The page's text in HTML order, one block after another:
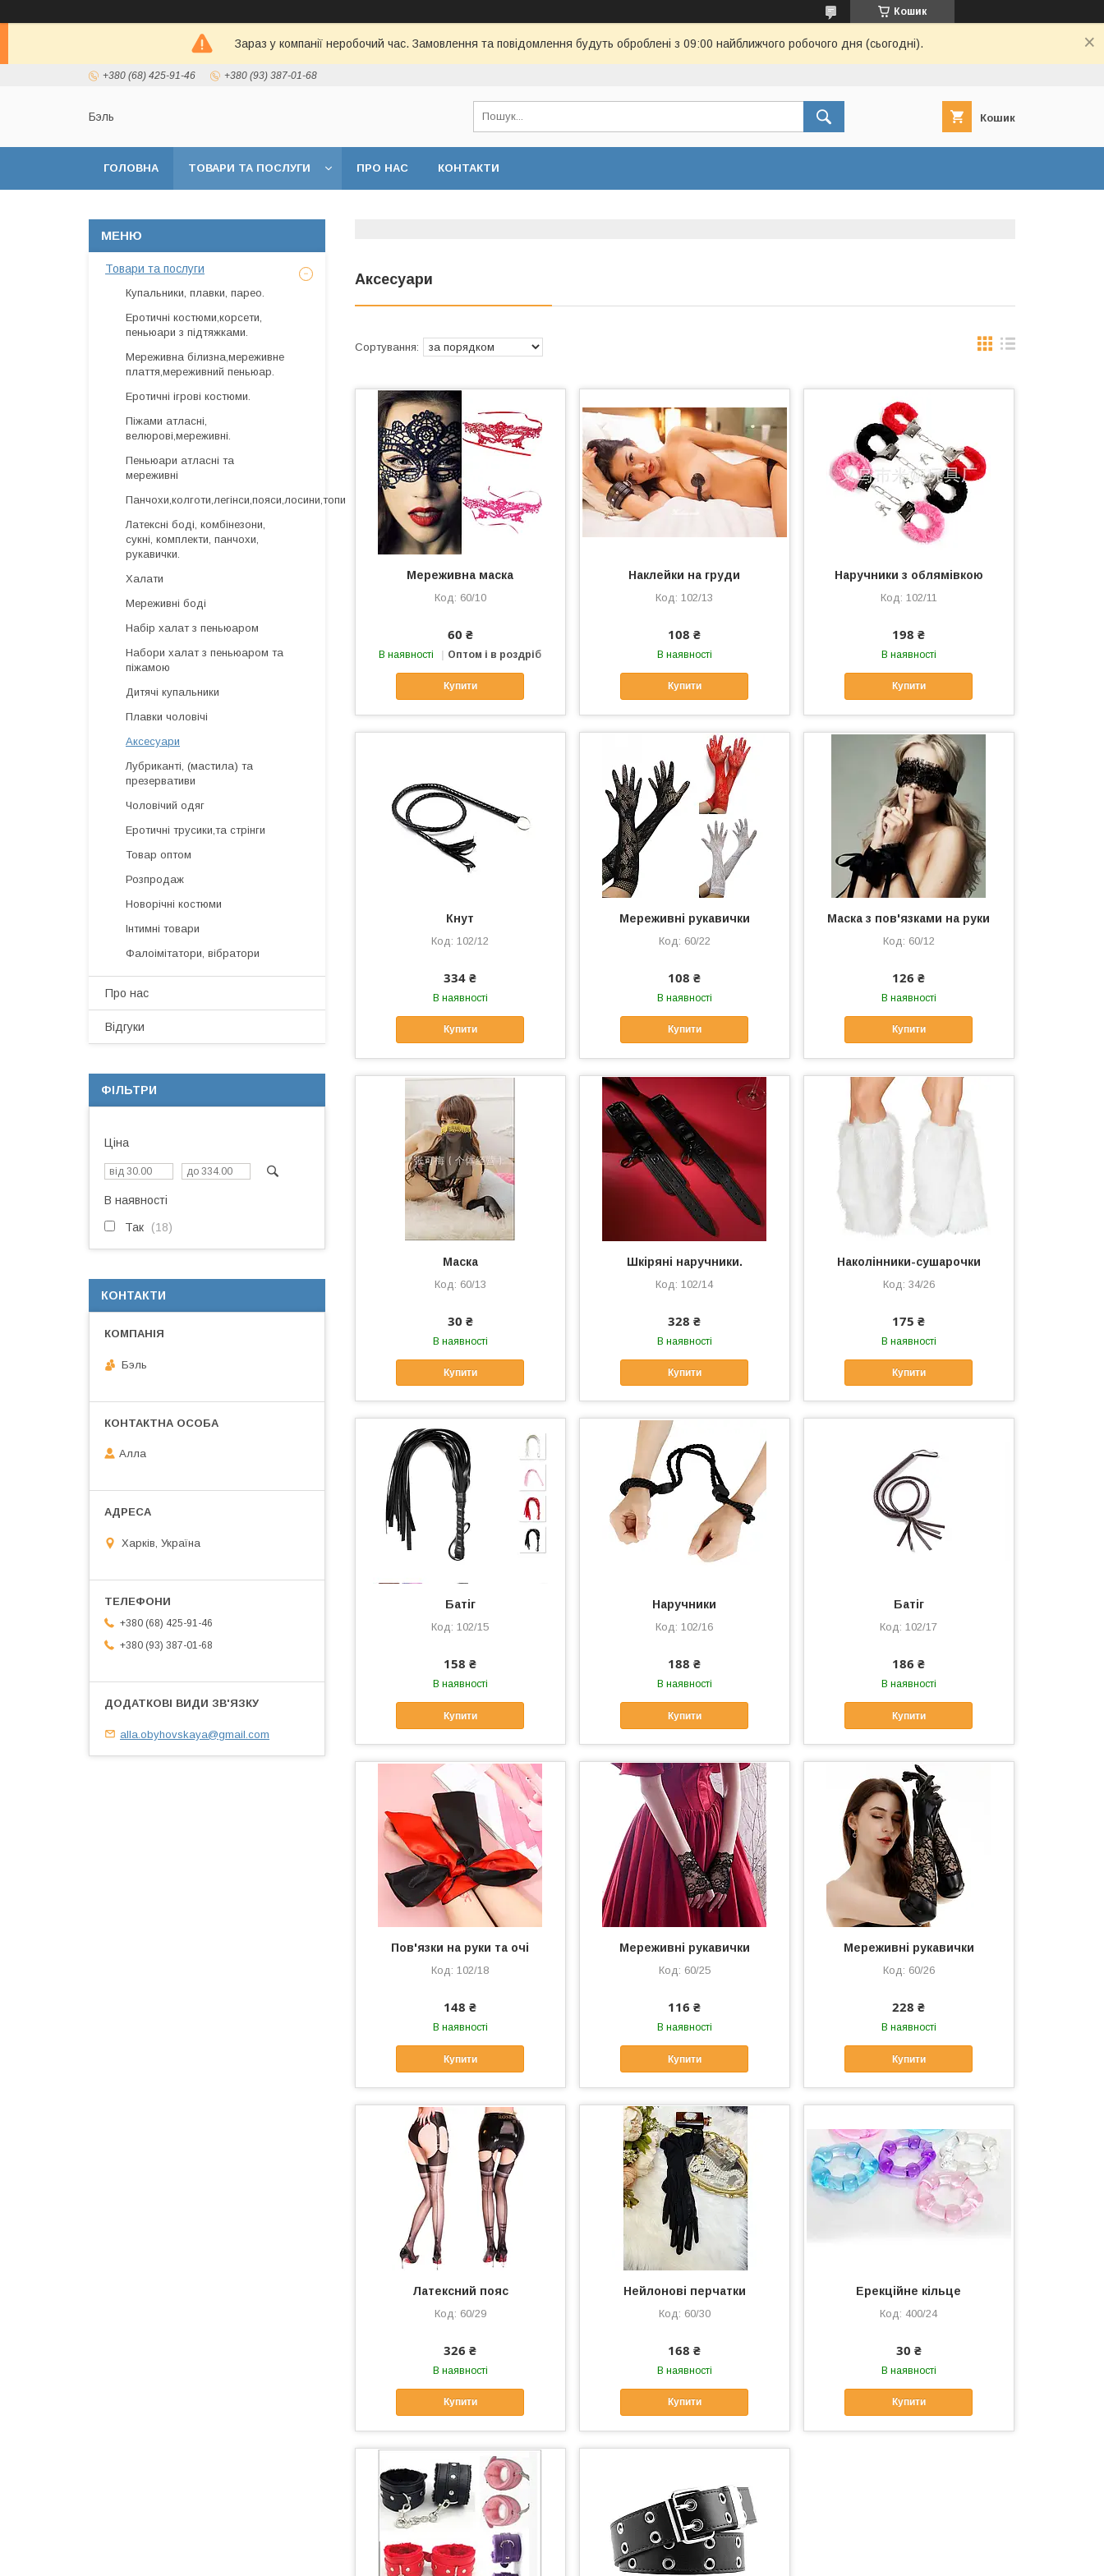
Кошик
Зараз у компанії неробочий час. Замовлення та повідомлення будуть оброблені з 09:00 найближчого робочого дня (сьогодні).
+380 (68) 425-91-46 +380 (93) 387-01-68
Бэль Кошик
ГОЛОВНА ТОВАРИ ТА ПОСЛУГИ ПРО НАС КОНТАКТИ
Аксесуари
Мереживна маска
60/10
60 ₴
В наявності Оптом і в роздріб
Купити
Наклейки на груди
102/13
108 ₴
В наявності
Купити
Наручники з облямівкою
102/11
198 ₴
В наявності
Купити
Кнут
102/12
334 ₴
В наявності
Купити
Мереживні рукавички
60/22
108 ₴
В наявності
Купити
Маска з пов'язками на руки
60/12
126 ₴
В наявності
Купити
Маска
60/13
30 ₴
В наявності
Купити
Шкіряні наручники.
102/14
328 ₴
В наявності
Купити
Наколінники-сушарочки
34/26
175 ₴
В наявності
Купити
Батіг
102/15
158 ₴
В наявності
Купити
Наручники
102/16
188 ₴
В наявності
Купити
Батіг
102/17
186 ₴
В наявності
Купити
Пов'язки на руки та очі
102/18
148 ₴
В наявності
Купити
Мереживні рукавички
60/25
116 ₴
В наявності
Купити
Мереживні рукавички
60/26
228 ₴
В наявності
Купити
Латексний пояс
60/29
326 ₴
В наявності
Купити
Нейлонові перчатки
60/30
168 ₴
В наявності
Купити
Ерекційне кільце
400/24
30 ₴
В наявності
Купити
Товари та послуги
Купальники, плавки, парео.
Еротичні костюми,корсети,
пеньюари з підтяжками.
Мереживна білизна,мереживне
плаття,мереживний пеньюар.
Еротичні ігрові костюми.
Піжами атласні,
велюрові,мереживні.
Пеньюари атласні та
мереживні
Панчохи,колготи,легінси,пояси,лосини,топи
Латексні боді, комбінезони,
сукні, комплекти, панчохи,
рукавички.
Халати
Мереживні боді
Набір халат з пеньюаром
Набори халат з пеньюаром та
піжамою
Дитячі купальники
Плавки чоловічі
Аксесуари
Лубриканті, (мастила) та
презервативи
Чоловічий одяг
Еротичні трусики,та стрінги
Товар оптом
Розпродаж
Новорічні костюми
Інтимні товари
Фалоімітатори, вібратори
Про нас
Відгуки
ФІЛЬТРИ
Ціна
В наявності
Так 18
КОНТАКТИ
Бэль
Алла
Харків, Україна
+380 (68) 425-91-46
+380 (93) 387-01-68
alla.obyhovskaya@gmail.com